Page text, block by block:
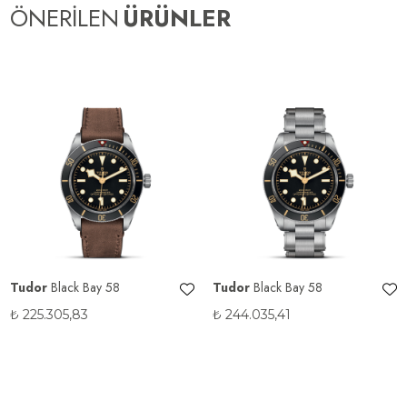
ÖNERİLEN ÜRÜNLER
Tudor Black Bay 58
₺ 225.305,83
Tudor Black Bay 58
₺ 244.035,41